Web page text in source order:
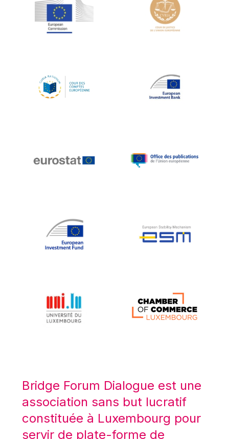
Jean-Louis Schiltz
Jean-Victor Louis
Johnny Åkerholm
Katharien L.C. Hunt
Klaus-Heiner Lehne
Koen LENAERTS
Lars Heikensten
Lucas Papademos
Máire Geoghegan-Quinn
Mario Centeno
Mario Monti
Maroš ŠEFČOVIČ
Martin Bailey
Bridge Forum Dialogue est une
association sans but lucratif
constituée à Luxembourg pour
servir de plate-forme de